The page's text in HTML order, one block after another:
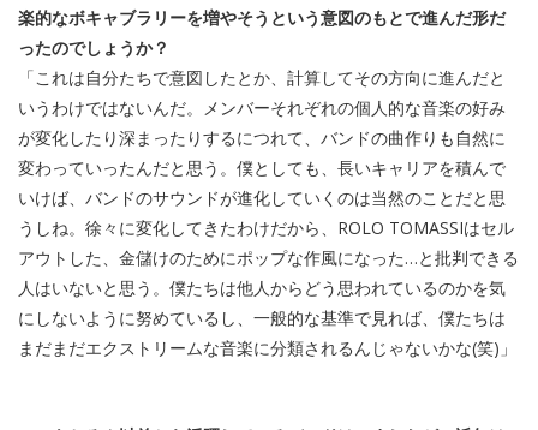
楽的なボキャブラリーを増やそうという意図のもとで進んだ形だ
ったのでしょうか？
「これは自分たちで意図したとか、計算してその方向に進んだと
いうわけではないんだ。メンバーそれぞれの個人的な音楽の好み
が変化したり深まったりするにつれて、バンドの曲作りも自然に
変わっていったんだと思う。僕としても、長いキャリアを積んで
いけば、バンドのサウンドが進化していくのは当然のことだと思
うしね。徐々に変化してきたわけだから、ROLO TOMASSIはセル
アウトした、金儲けのためにポップな作風になった…と批判できる
人はいないと思う。僕たちは他人からどう思われているのかを気
にしないように努めているし、一般的な基準で見れば、僕たちは
まだまだエクストリームな音楽に分類されるんじゃないかな(笑)」